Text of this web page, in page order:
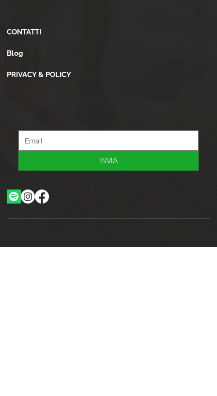
CONTATTI
Blog
PRIVACY & POLICY
INVIA